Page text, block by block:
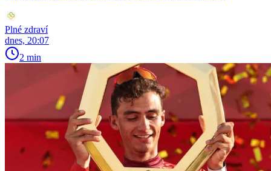
Plné zdraví
dnes, 20:07
2 min